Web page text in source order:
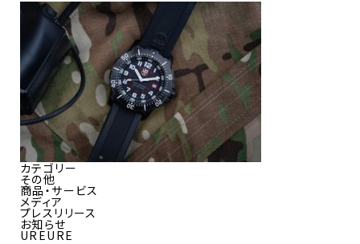
カテゴリー
その他
商品・サービス
メディア
プレスリリース
お知らせ
UREURE